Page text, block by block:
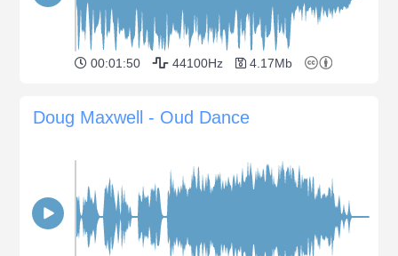
00:01:50 44100Hz 4.17Mb
Doug Maxwell - Oud Dance